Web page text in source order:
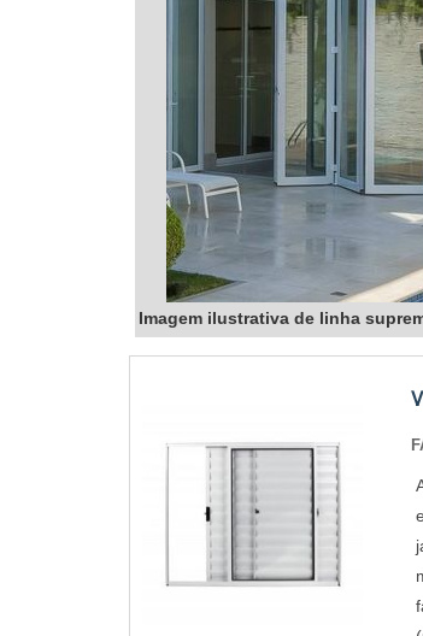
Imagem ilustrativa de linha